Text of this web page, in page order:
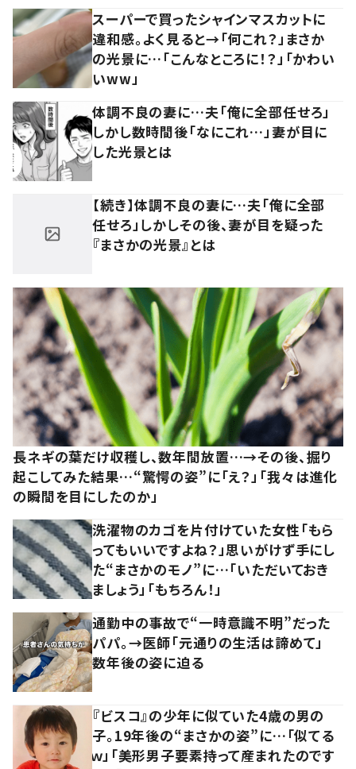
スーパーで買ったシャインマスカットに
違和感。よく見ると→「何これ？」まさか
の光景に…「こんなところに！？」「かわい
いww」
体調不良の妻に…夫「俺に全部任せろ」
しかし数時間後「なにこれ…」妻が目に
した光景とは
【続き】体調不良の妻に…夫「俺に全部
任せろ」しかしその後、妻が目を疑った
『まさかの光景』とは
長ネギの葉だけ収穫し、数年間放置…→その後、掘り
起こしてみた結果…“驚愕の姿”に「え？」「我々は進化
の瞬間を目にしたのか」
洗濯物のカゴを片付けていた女性「もら
ってもいいですよね？」思いがけず手にし
た“まさかのモノ”に…「いただいておき
ましょう」「もちろん！」
通勤中の事故で“一時意識不明”だった
パパ。→医師「元通りの生活は諦めて」
数年後の姿に迫る
『ビスコ』の少年に似ていた4歳の男の
子。19年後の“まさかの姿”に…「似てる
ｗ」「美形男子要素持って産まれたのです